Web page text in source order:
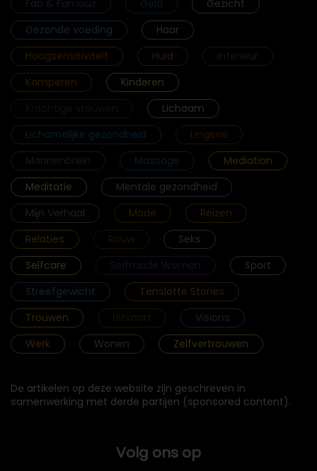
Fab & Famouz Geld
Gezicht
Gezonde voeding
Haar
Hoogsensitiviteit
Huid
Interieur
Kamperen
Kinderen
Lichaam
Lichamelijke gezondheid
Lingerie
Mannenbrein
Massage
Mediation
Meditatie
Mentale gezondheid
Mijn Verhaal
Mode
Reizen
Relaties
Rouw
Seks
Selfcare
Selfmade Woman
Sport
Streefgewicht
Tenslotte Stories
Trouwen
Uitvaart
Visions
Werk
Wonen Zelfvertrouwen
De artikelen op deze website zijn geschreven in
samenwerking met derde partijen (sponsored content).
Volg ons op